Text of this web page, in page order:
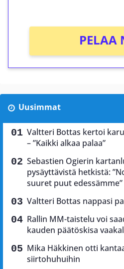
PELAA
Uusimmat
Valtteri Bottas kertoi
– ”Kaikki alkaa palaa”
Sebastien Ogierin
pysäyttävistä hetkistä:
suuret puut edessämme”
Valtteri Bottas nappasi
Rallin MM-taistelu voi
kauden päätöskisa
Mika Häkkinen otti
siirtohuhuihin